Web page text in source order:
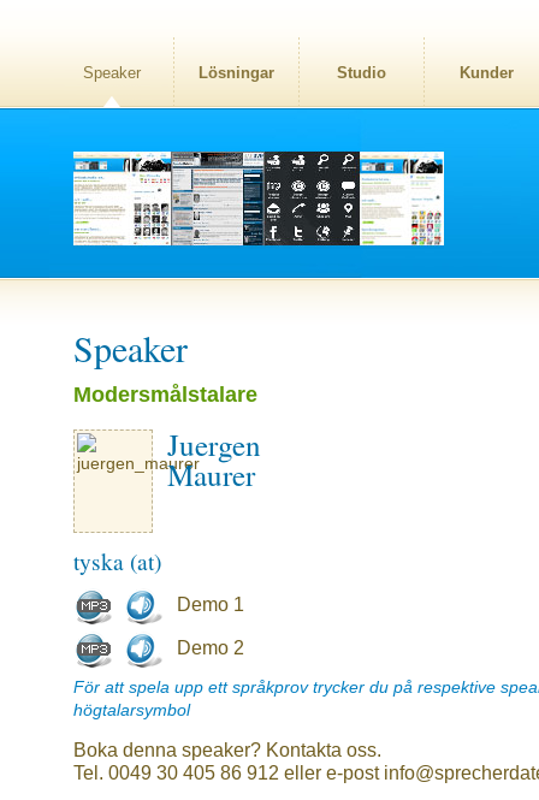
Speaker Lösningar Studio Kunder
Speaker
Modersmålstalare
Juergen
Maurer
tyska (at)
Demo 1
Demo 2
För att spela upp ett språkprov trycker du på respektive
högtalarsymbol
Boka denna speaker? Kontakta oss.
Tel. 0049 30 405 86 912 eller e-post